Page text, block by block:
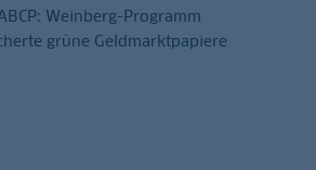
Weinberg-Programm
grüne Geldmarktpapiere